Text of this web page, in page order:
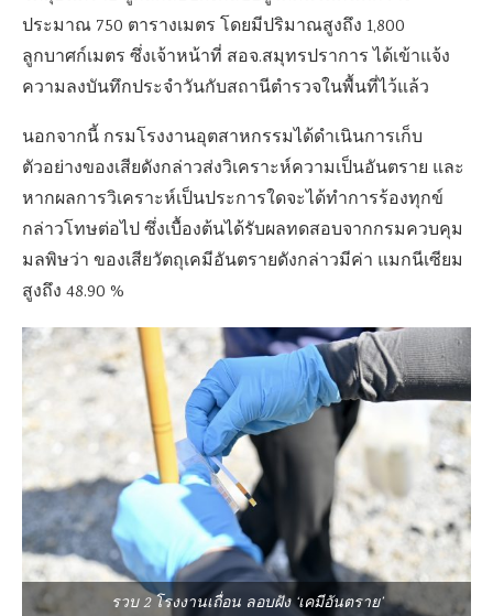
ประมาณ 750 ตารางเมตร โดยมีปริมาณสูงถึง 1,800
ลูกบาศก์เมตร ซึ่งเจ้าหน้าที่ สอจ.สมุทรปราการ ได้เข้าแจ้ง
ความลงบันทึกประจำวันกับสถานีตำรวจในพื้นที่ไว้แล้ว
นอกจากนี้ กรมโรงงานอุตสาหกรรมได้ดำเนินการเก็บ
ตัวอย่างของเสียดังกล่าวส่งวิเคราะห์ความเป็นอันตราย และ
หากผลการวิเคราะห์เป็นประการใดจะได้ทำการร้องทุกข์
กล่าวโทษต่อไป ซึ่งเบื้องต้นได้รับผลทดสอบจากกรมควบคุม
มลพิษว่า ของเสียวัตถุเคมีอันตรายดังกล่าวมีค่า แมกนีเซียม
สูงถึง 48.90 %
รวบ 2 โรงงานเถื่อน ลอบฝัง ‘เคมีอันตราย’